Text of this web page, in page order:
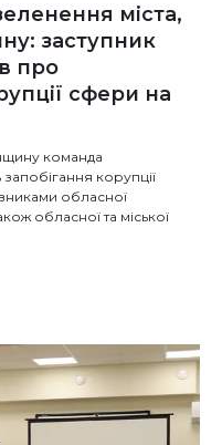
міста,
заступник
про
сфери на
команда
корупції
обласної
обласної та міської